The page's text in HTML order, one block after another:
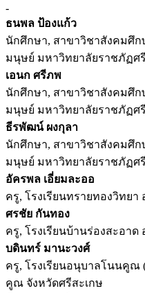
-
ธนพล ป้องแก้ว
นักศึกษา, สาขาวิชาสังคมศึ
มนุษย์ มหาวิทยาลัยราชภัฏศ
เอนก ศรีภพ
นักศึกษา, สาขาวิชาสังคมศึ
มนุษย์ มหาวิทยาลัยราชภัฏศ
ธีรพัฒน์ ผงกุลา
นักศึกษา, สาขาวิชาสังคมศึ
มนุษย์ มหาวิทยาลัยราชภัฏศ
อัครพล เอี่ยมละออ
ครู, โรงเรียนทรายทองวิทยา
ศรชัย กันทอง
ครู, โรงเรียนบ้านร่องสะอาด
บดินทร์ มานะวงศ์
ครู, โรงเรียนอนุบาลโนนคูณ
คูณ จังหวัดศรีสะเกษ